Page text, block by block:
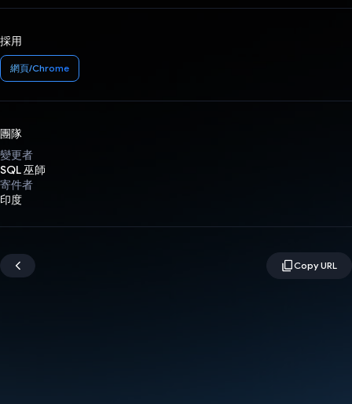
採用
網頁/Chrome
團隊
變更者
SQL 巫師
寄件者
印度